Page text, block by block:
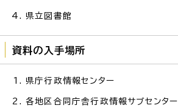
県立図書館
資料の入手場所
県庁行政情報センター
各地区合同庁舎行政情報サブセンター